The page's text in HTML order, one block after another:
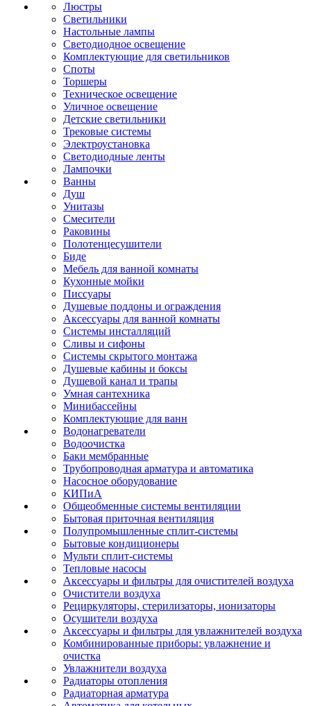
Люстры
Светильники
Настольные лампы
Светодиодное освещение
Комплектующие для светильников
Споты
Торшеры
Техническое освещение
Уличное освещение
Детские светильники
Трековые системы
Электроустановка
Светодиодные ленты
Лампочки
Ванны
Душ
Унитазы
Смесители
Раковины
Полотенцесушители
Биде
Мебель для ванной комнаты
Кухонные мойки
Писсуары
Душевые поддоны и ограждения
Аксессуары для ванной комнаты
Системы инсталляций
Сливы и сифоны
Системы скрытого монтажа
Душевые кабины и боксы
Душевой канал и трапы
Умная сантехника
Минибассейны
Комплектующие для ванн
Водонагреватели
Водоочистка
Баки мембранные
Трубопроводная арматура и автоматика
Насосное оборудование
КИПиА
Общеобменные системы вентиляции
Бытовая приточная вентиляция
Полупромышленные сплит-системы
Бытовые кондиционеры
Мульти сплит-системы
Тепловые насосы
Аксессуары и фильтры для очистителей воздуха
Очистители воздуха
Рециркуляторы, стерилизаторы, ионизаторы
Осушители воздуха
Аксессуары и фильтры для увлажнителей воздуха
Комбинированные приборы: увлажнение и
очистка
Увлажнители воздуха
Радиаторы отопления
Радиаторная арматура